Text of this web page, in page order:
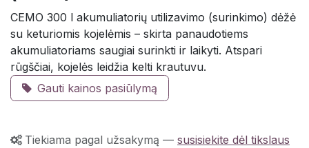
CEMO 300 l akumuliatorių utilizavimo (surinkimo) dėžė
su keturiomis kojelėmis – skirta panaudotiems
akumuliatoriams saugiai surinkti ir laikyti. Atspari
rūgščiai, kojelės leidžia kelti krautuvu.
Gauti kainos pasiūlymą
Tiekiama pagal užsakymą — susisiekite dėl tikslaus